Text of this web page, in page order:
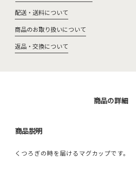
配送・送料について
商品のお取り扱いについて
返品・交換について
商品の詳細
商品説明
くつろぎの時を届けるマグカップです。